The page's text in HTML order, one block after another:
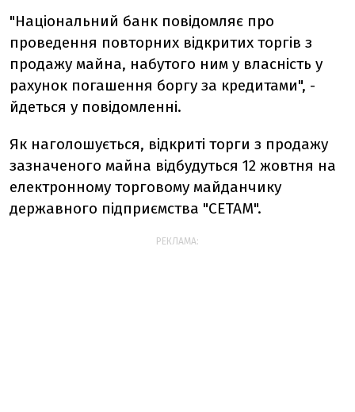
"Національний банк повідомляє про
проведення повторних відкритих торгів з
продажу майна, набутого ним у власність у
рахунок погашення боргу за кредитами", -
йдеться у повідомленні.
Як наголошується, відкриті торги з продажу
зазначеного майна відбудуться 12 жовтня на
електронному торговому майданчику
державного підприємства "СЕТАМ".
РЕКЛАМА: